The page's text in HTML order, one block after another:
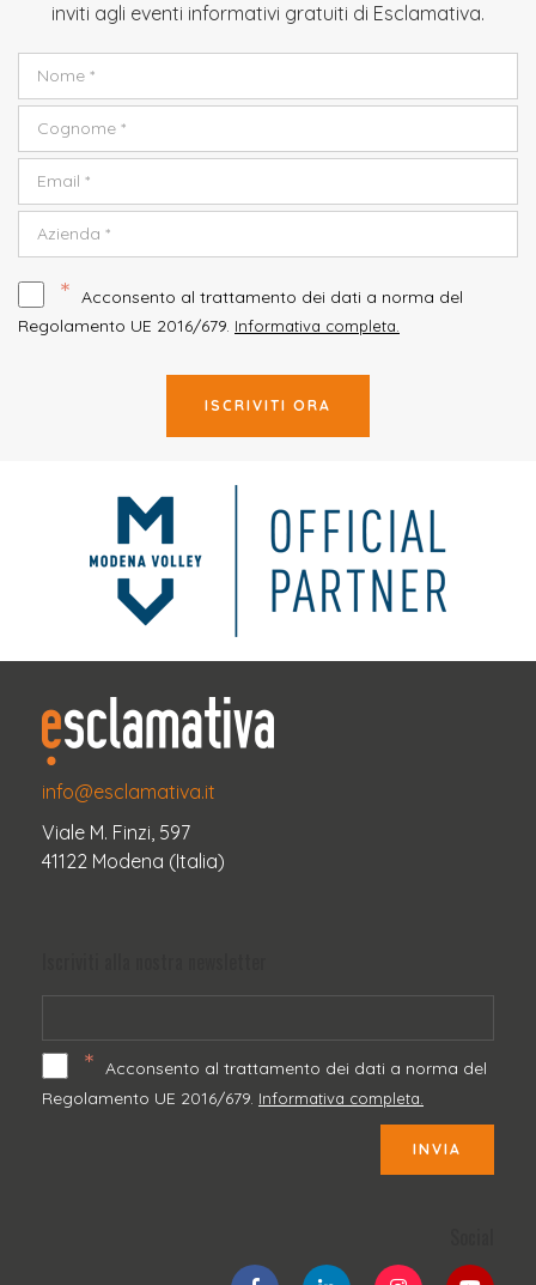
inviti agli eventi informativi gratuiti di Esclamativa.
* Acconsento al trattamento dei dati a norma del
Regolamento UE 2016/679. Informativa completa.
ISCRIVITI ORA
info@esclamativa.it
Viale M. Finzi, 597
41122 Modena (Italia)
* Acconsento al trattamento dei dati a norma del
Regolamento UE 2016/679. Informativa completa.
INVIA